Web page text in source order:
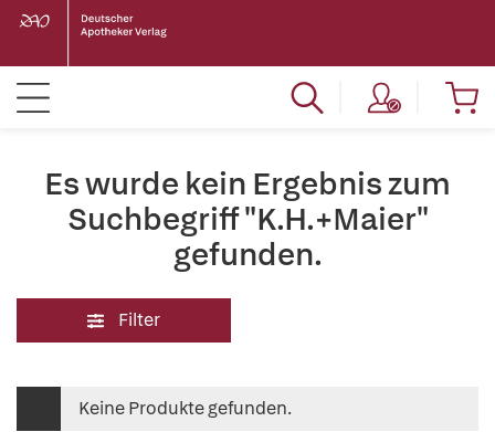
Es wurde kein Ergebnis zum
Suchbegriff "K.H.+Maier"
gefunden.
Filter
Keine Produkte gefunden.